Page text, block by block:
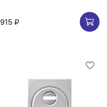
915 ₽